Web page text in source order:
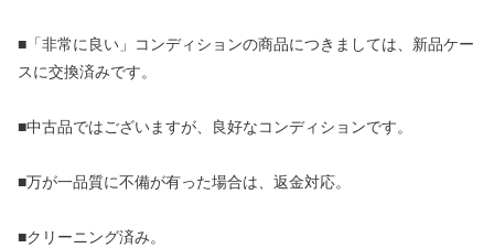
■「非常に良い」コンディションの商品につきましては、新品ケー
スに交換済みです。
■中古品ではございますが、良好なコンディションです。
■万が一品質に不備が有った場合は、返金対応。
■クリーニング済み。